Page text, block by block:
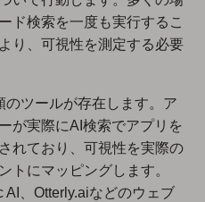
ド検索を一度も実行するこ
り、可視性を測定する必要
のツールが存在します。ア
が実際にAI検索でアプリを
れており、可視性を実際の
トにマッピングします。
、Otterly.aiなどのウェブ